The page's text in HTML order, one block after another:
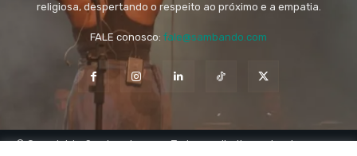
religiosa, despertando o respeito ao próximo e a empatia.
FALE conosco: fale@sambando.com
© Copyright - Sambando.com - Todos os direitos autorais